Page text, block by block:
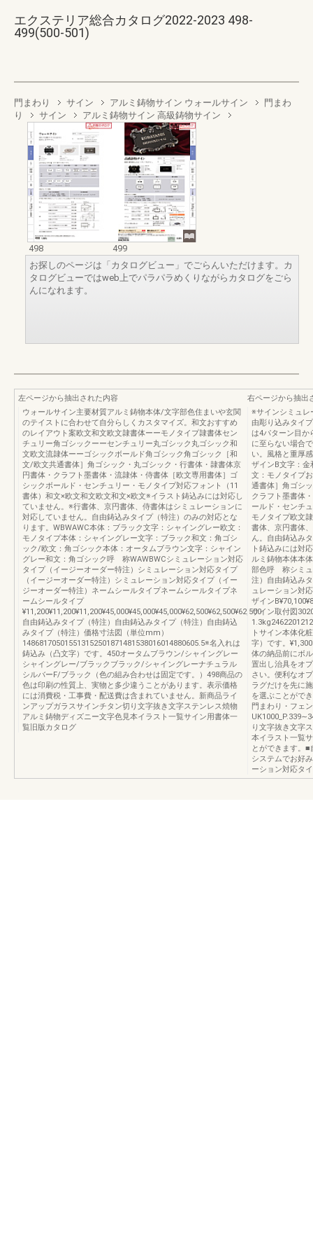
エクステリア総合カタログ2022-2023 498-
499(500-501)
門まわり サイン アルミ鋳物サイン ウォールサイン
門まわ
り
サイン アルミ鋳物サイン 高級鋳物サイン
498
499
お探しのページは「カタログビュー」でごらんいただけます。カ
タログビューではweb上でパラパラめくりながらカタログをごら
んになれます。
左ページから抽出された内容
ウォールサイン主要材質アルミ鋳物本体/文字部色住まいや玄関
のテイストに合わせて自分らしくカスタマイズ。和文おすすめ
のレイアウト案欧文和文欧文隷書体ーーモノタイプ隷書体セン
チュリー角ゴシックーーセンチュリー丸ゴシック丸ゴシック和
文欧文流隷体ーーゴシックボールド角ゴシック角ゴシック［和
文/欧文共通書体］角ゴシック・丸ゴシック・行書体・隷書体京
円書体・クラフト墨書体・流隷体・侍書体［欧文専用書体］ゴ
シックボールド・センチュリー・モノタイプ対応フォント（11
書体）和文×欧文和文欧文和文×欧文※イラスト鋳込みには対応し
ていません。※行書体、京円書体、侍書体はシミュレーションに
対応していません。自由鋳込みタイプ（特注）のみの対応とな
ります。WBWAWC本体：ブラック文字：シャイングレー欧文：
モノタイプ本体：シャイングレー文字：ブラック和文：角ゴシ
ック/欧文：角ゴシック本体：オータムブラウン文字：シャイン
グレー和文：角ゴシック呼 称WAWBWCシミュレーション対応
タイプ（イージーオーダー特注）シミュレーション対応タイプ
（イージーオーダー特注）シミュレーション対応タイプ（イー
ジーオーダー特注）ネームシールタイプネームシールタイプネ
ームシールタイプ
¥11,200¥11,200¥11,200¥45,000¥45,000¥45,000¥62,500¥62,500¥62,500
自由鋳込みタイプ（特注）自由鋳込みタイプ（特注）自由鋳込
みタイプ（特注）価格寸法図（単位mm）
148681705015513152501871481538016014880605.5※名入れは
鋳込み（凸文字）です。450オータムブラウン/シャイングレー
シャイングレー/ブラックブラック/シャイングレーナチュラル
シルバーF/ブラック（色の組み合わせは固定です。）498商品の
色は印刷の性質上、実物と多少違うことがあります。表示価格
には消費税・工事費・配送費は含まれていません。新商品ライ
ンアップガラスサインチタン切り文字抜き文字ステンレス焼物
アルミ鋳物ディズニー文字色見本イラスト一覧サイン用書体一
覧旧版カタログ
右ページから抽出
※サインシミュレ
由彫り込みタイ
は4パターン目か
に至らない場合
い。風格と重厚
ザインB文字：金
文：モノタイプ
通書体］角ゴシ
クラフト墨書体
ールド・センチ
モノタイプ欧文
書体、京円書体
ん。自由鋳込み
ト鋳込みには対
ルミ鋳物本体本
部色呼 称シミュ
注）自由鋳込み
ュレーション対
ザイン
サイン取付図
トサイン本体化
字）です。
体の納品前にボ
置出し治具をオ
さい。便利なオ
ラグだけを先に
を選ぶことがで
門まわり・フェ
り文字抜き文字
本イラスト一覧
とができます。
システムでお好
ーション対応タ